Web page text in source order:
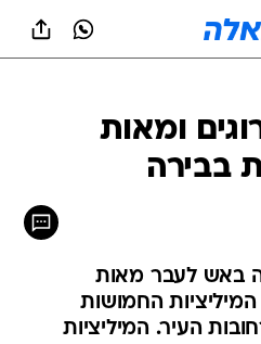
ומאות
בבירה
באש לעבר מאות
החמושות
העיר. המיליציות